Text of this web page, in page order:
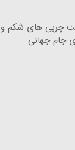
های شکم و
جام جهانی